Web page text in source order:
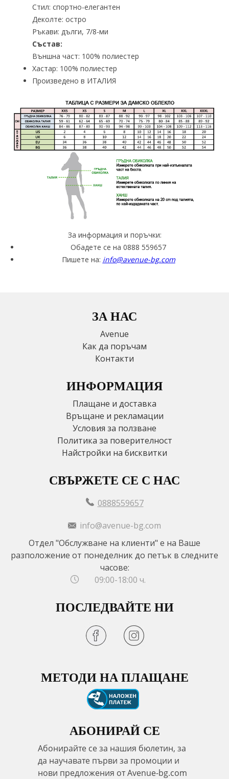
Стил: спортно-елегантен
Деколте: остро
Ръкави: дълги, 7/8-ми
Състав:
Външна част: 100% полиестер
Хастар: 100% полиестер
Произведено в ИТАЛИЯ
За информация и поръчки:
Обадете се на 0888 559657
Пишете на: info@avenue-bg.com
ЗА НАС
Avenue
Как да поръчам
Контакти
ИНФОРМАЦИЯ
Плащане и доставка
Връщане и рекламации
Условия за ползване
Политика за поверителност
Найстройки на бисквитки
СВЪРЖЕТЕ СЕ С НАС
0888559657
info@avenue-bg.com
Отдел "Обслужване на клиенти" е на Ваше
разположение от понеделник до петък в следните
часове:
09:00-18:00 ч.
ПОСЛЕДВАЙТЕ НИ
МЕТОДИ НА ПЛАЩАНЕ
АБОНИРАЙ СЕ